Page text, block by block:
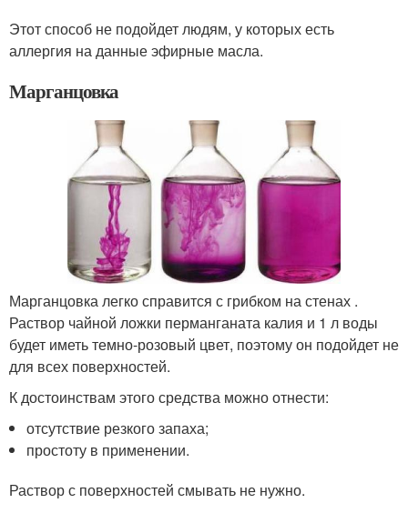
Этот способ не подойдет людям, у которых есть
аллергия на данные эфирные масла.
Марганцовка
Марганцовка легко справится с грибком на стенах .
Раствор чайной ложки перманганата калия и 1 л воды
будет иметь темно-розовый цвет, поэтому он подойдет не
для всех поверхностей.
К достоинствам этого средства можно отнести:
отсутствие резкого запаха;
простоту в применении.
Раствор с поверхностей смывать не нужно.